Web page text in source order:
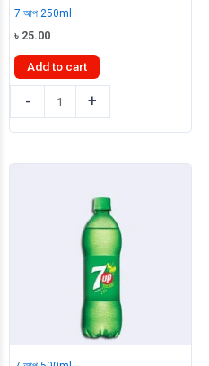
7 আপ 250ml
৳ 25.00
Add to cart
-
আপ
250ml
+